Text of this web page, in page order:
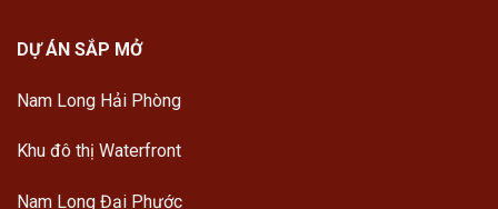
DỰ ÁN SẮP MỞ
Nam Long Hải Phòng
Khu đô thị Waterfront
Nam Long Đại Phước